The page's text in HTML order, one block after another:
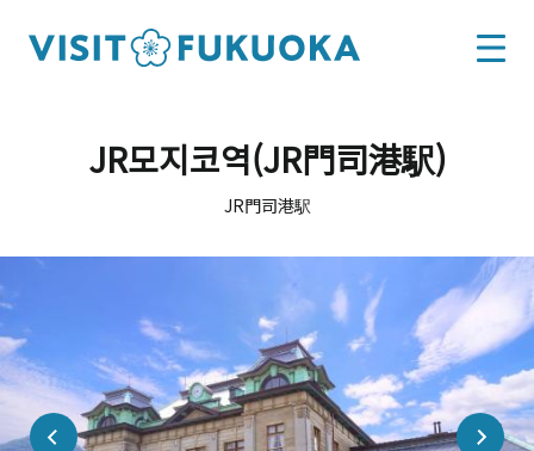
JR모지코역(JR門司港駅)
JR門司港駅